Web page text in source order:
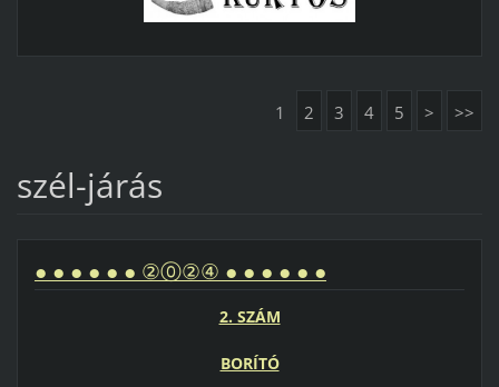
1 2 3 4 5 > >>
szél-járás
● ● ● ● ● ● ②⓪②④ ● ● ● ● ● ●
2. SZÁM
BORÍTÓ